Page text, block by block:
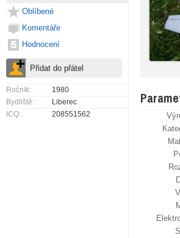
Oblíbené
Komentáře
Hodnocení
Ročník:
1980
Bydliště:
Liberec
ICQ:
208551562